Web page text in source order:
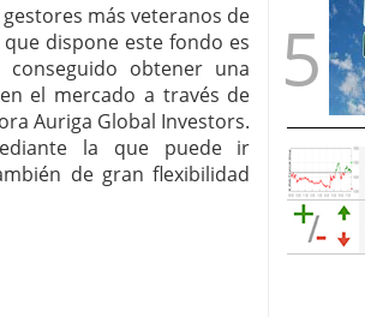
más veteranos de
dispone este fondo es
obtener una
el mercado a través de
Auriga Global Investors.
la que puede ir
de gran flexibilidad